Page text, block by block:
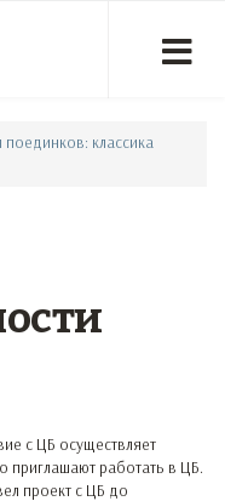
поединков: классика
с ЦБ осуществляет
приглашают работать в ЦБ.
проект с ЦБ до